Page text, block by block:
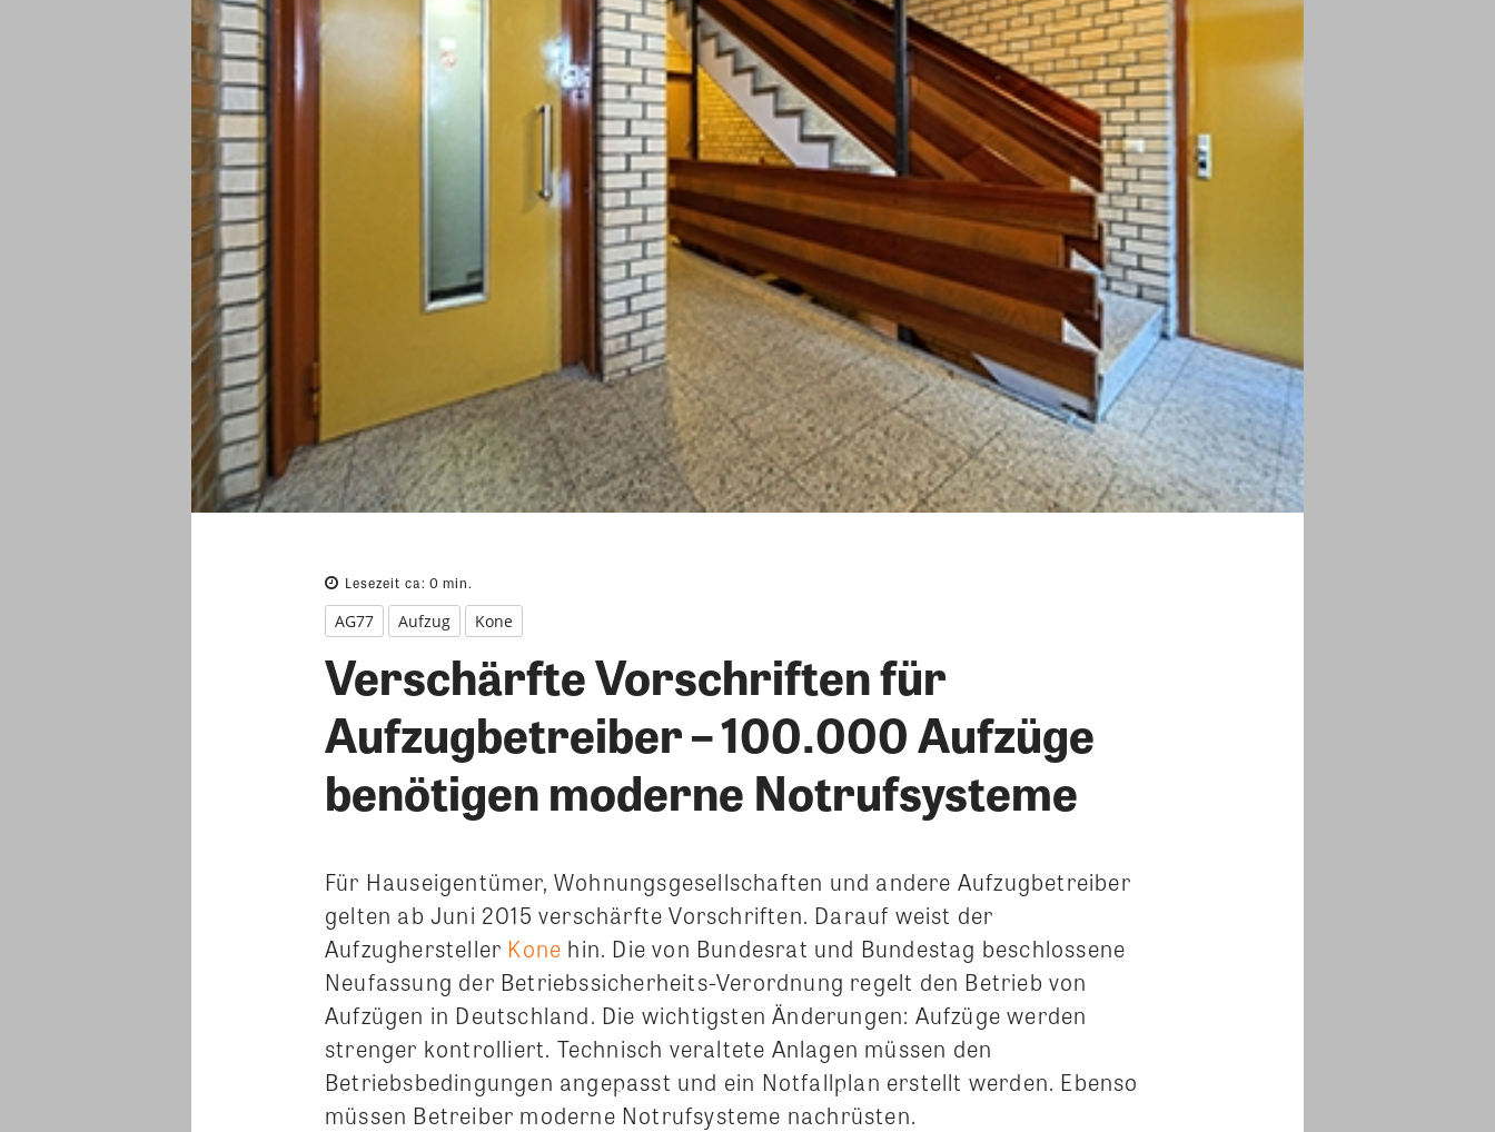
Lesezeit ca: 0 min.
AG77 Aufzug Kone
Verschärfte Vorschriften für
Aufzugbetreiber – 100.000 Aufzüge
benötigen moderne Notrufsysteme
Für Hauseigentümer, Wohnungsgesellschaften und andere Aufzugbetreiber
gelten ab Juni 2015 verschärfte Vorschriften. Darauf weist der
Aufzughersteller Kone hin. Die von Bundesrat und Bundestag beschlossene
Neufassung der Betriebssicherheits-Verordnung regelt den Betrieb von
Aufzügen in Deutschland. Die wichtigsten Änderungen: Aufzüge werden
strenger kontrolliert. Technisch veraltete Anlagen müssen den
Betriebsbedingungen angepasst und ein Notfallplan erstellt werden. Ebenso
müssen Betreiber moderne Notrufsysteme nachrüsten.